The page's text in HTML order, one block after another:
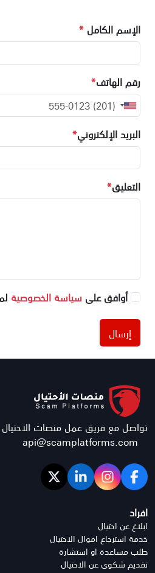
الإسم الكامل *
رقم الهاتف*
البريد الإلكتروني*
التعليق*
أوافق على سياسة الخصوصية
إرسال
تواصل مع فريق عمل منصات الاحتيال
api@scamplatforms.com
افراد
ابلاغ عن احتيال
خدمة استرجاع اموال الاحتيال
طلب مساعدة او استشارة
تقديم شكوى عن الاحتيال